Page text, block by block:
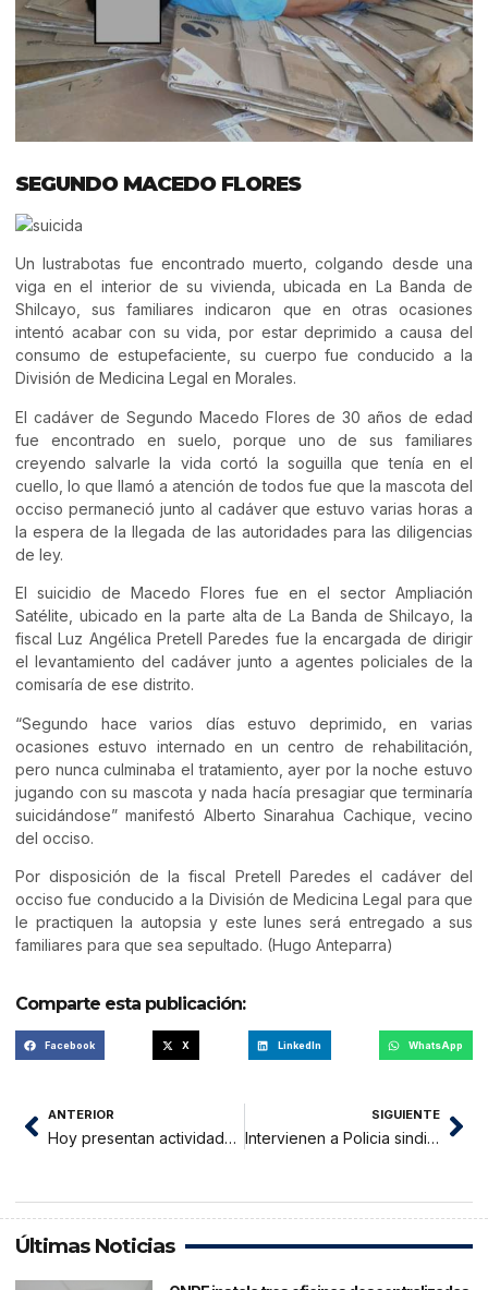
SEGUNDO MACEDO FLORES
Un lustrabotas fue encontrado muerto, colgando desde una
viga en el interior de su vivienda, ubicada en La Banda de
Shilcayo, sus familiares indicaron que en otras ocasiones
intentó acabar con su vida, por estar deprimido a causa del
consumo de estupefaciente, su cuerpo fue conducido a la
División de Medicina Legal en Morales.
El cadáver de Segundo Macedo Flores de 30 años de edad
fue encontrado en suelo, porque uno de sus familiares
creyendo salvarle la vida cortó la soguilla que tenía en el
cuello, lo que llamó a atención de todos fue que la mascota del
occiso permaneció junto al cadáver que estuvo varias horas a
la espera de la llegada de las autoridades para las diligencias
de ley.
El suicidio de Macedo Flores fue en el sector Ampliación
Satélite, ubicado en la parte alta de La Banda de Shilcayo, la
fiscal Luz Angélica Pretell Paredes fue la encargada de dirigir
el levantamiento del cadáver junto a agentes policiales de la
comisaría de ese distrito.
“Segundo hace varios días estuvo deprimido, en varias
ocasiones estuvo internado en un centro de rehabilitación,
pero nunca culminaba el tratamiento, ayer por la noche estuvo
jugando con su mascota y nada hacía presagiar que terminaría
suicidándose” manifestó Alberto Sinarahua Cachique, vecino
del occiso.
Por disposición de la fiscal Pretell Paredes el cadáver del
occiso fue conducido a la División de Medicina Legal para que
le practiquen la autopsia y este lunes será entregado a sus
familiares para que sea sepultado. (Hugo Anteparra)
Comparte esta publicación:
Facebook X LinkedIn WhatsApp
ANTERIOR
Hoy presentan actividades del II Festival de la Hormiga en Moyobamba
SIGUIENTE
Intervienen a Policia sindicado de integrar banda de robamotos
Últimas Noticias